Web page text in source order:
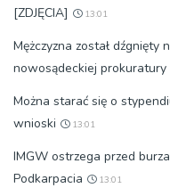
[ZDJĘCIA]
13:01
Mężczyzna został dźgnięty
nowosądeckiej
Można starać się o
wnioski
13:01
IMGW ostrzega przed
Podkarpacia
13:01